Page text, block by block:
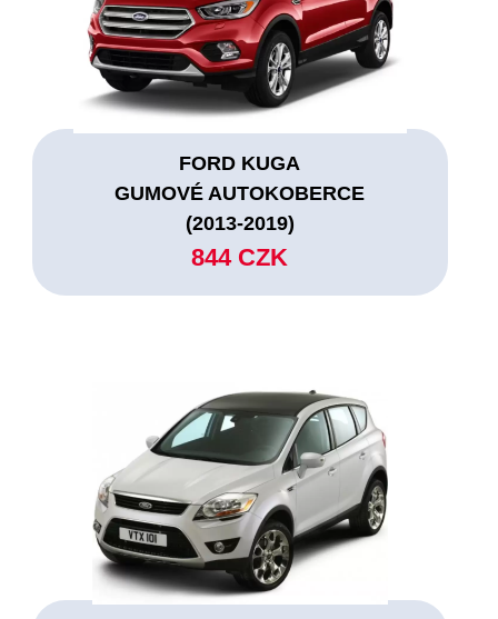
FORD KUGA
GUMOVÉ AUTOKOBERCE
(2013-2019)
844 CZK